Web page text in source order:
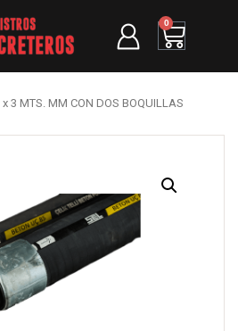
0
3 MTS. MM CON DOS BOQUILLAS